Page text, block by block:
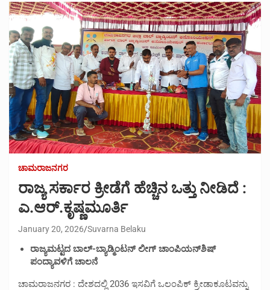
ಚಾಮರಾಜನಗರ
ರಾಜ್ಯ ಸರ್ಕಾರ ಕ್ರೀಡೆಗೆ ಹೆಚ್ಚಿನ ಒತ್ತು ನೀಡಿದೆ :
ಎ.ಆರ್.ಕೃಷ್ಣಮೂರ್ತಿ
January 20, 2026 Suvarna Belaku
ರಾಜ್ಯಮಟ್ಟದ ಬಾಲ್-ಬ್ಯಾಡ್ಮಿಂಟನ್ ಲೀಗ್ ಚಾಂಪಿಯನ್‌ಶಿಷ್
ಪಂದ್ಯಾವಳಿಗೆ ಚಾಲನೆ
ಚಾಮರಾಜನಗರ : ದೇಶದಲ್ಲಿ 2036 ಇಸವಿಗೆ ಒಲಂಪಿಕ್ ಕ್ರೀಡಾಕೂಟವನ್ನು